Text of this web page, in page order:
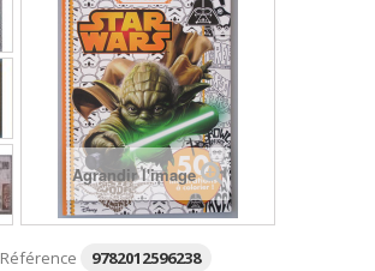
Agrandir l'image
Référence 9782012596238